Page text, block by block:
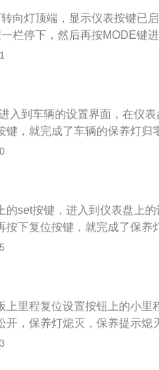
压发动机。
向灯顶端，显示仪表按键已启
栏停下，然后再按MODE键
进入；4、用音量键移动到清
上融合了中国文化元素与国
智能驾驭、智能舒适、智能互
入到车辆的设置界面，在仪表
，就完成了车辆的保养灯归
。机动车辆的保养灯亮起，
车辆开到售后或者是维修厂
的时候，保养灯还是会再次
set按键，进入到仪表盘上的
下复位按键，就完成了保养
重新亮起。机动车辆的保养灯
行保养，可以手动记住保养
可以继续行驶，等到保养周
里程复位设置按钮上的小里
，保养灯熄灭，保养提示熄
标志表示维修周期。当点火